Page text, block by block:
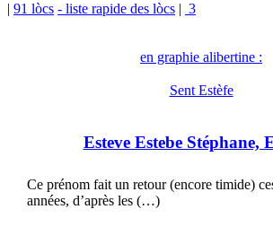
| 91 lòcs - liste rapide des lòcs | 3
en graphie alibertine :
Sent Estèfe
Esteve Estebe Stéphane,
Ce prénom fait un retour (encore timide)
années, d’après les (…)